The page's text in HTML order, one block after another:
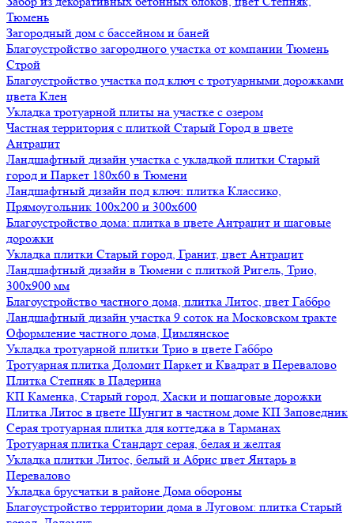
Тюмень
Загородный дом с бассейном и баней
Благоустройство загородного участка от компании Тюмень
Строй
Благоустройство участка под ключ с тротуарными дорожками
цвета Клен
Укладка тротуарной плиты на участке с озером
Частная территория с плиткой Старый Город в цвете
Антрацит
Ландшафтный дизайн участка с укладкой плитки Старый
город и Паркет 180х60 в Тюмени
Ландшафтный дизайн под ключ: плитка Классико,
Прямоугольник 100х200 и 300х600
Благоустройство дома: плитка в цвете Антрацит и шаговые
дорожки
Укладка плитки Старый город, Гранит, цвет Антрацит
Ландшафтный дизайн в Тюмени с плиткой Ригель, Трио,
300х900 мм
Благоустройство частного дома, плитка Литос, цвет Габбро
Ландшафтный дизайн участка 9 соток на Московском тракте
Оформление частного дома, Цимлянское
Укладка тротуарной плитки Трио в цвете Габбро
Тротуарная плитка Доломит Паркет и Квадрат в Перевалово
Плитка Степняк в Падерина
КП Каменка, Старый город, Хаски и пошаговые дорожки
Плитка Литос в цвете Шунгит в частном доме КП Заповедник
Серая тротуарная плитка для коттеджа в Тарманах
Тротуарная плитка Стандарт серая, белая и желтая
Укладка плитки Литос, белый и Абрис цвет Янтарь в
Перевалово
Укладка брусчатки в районе Дома обороны
Благоустройство территории дома в Луговом: плитка Старый